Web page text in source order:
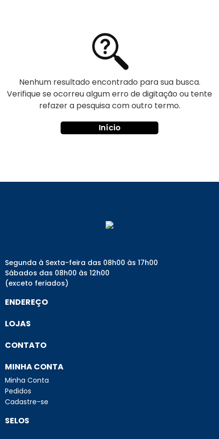
Nenhum resultado encontrado para sua busca.
Verifique se ocorreu algum erro de digitação ou tente
refazer a pesquisa com outro termo.
Início
Segunda à Sexta-feira das 08h00 às 17h00
Sábados das 08h00 às 12h00
(exceto feriados)
ENDEREÇO
LOJAS
CONTATO
MINHA CONTA
Minha Conta
Pedidos
Cadastre-se
SELOS